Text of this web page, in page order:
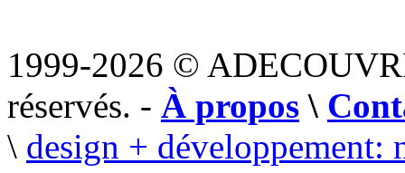
1999-2026 ©
réservés. - À propos \
\ design + développement: